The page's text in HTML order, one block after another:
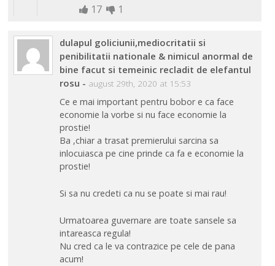
17 1
dulapul goliciunii,mediocritatii si
penibilitatii nationale & nimicul anormal de
bine facut si temeinic recladit de elefantul
rosu - august 29th, 2020 at 15:53
Ce e mai important pentru bobor e ca face
economie la vorbe si nu face economie la
prostie!
Ba ,chiar a trasat premierului sarcina sa
inlocuiasca pe cine prinde ca fa e economie la
prostie!
Si sa nu credeti ca nu se poate si mai rau!
Urmatoarea guvernare are toate sansele sa
intareasca regula!
Nu cred ca le va contrazice pe cele de pana
acum!